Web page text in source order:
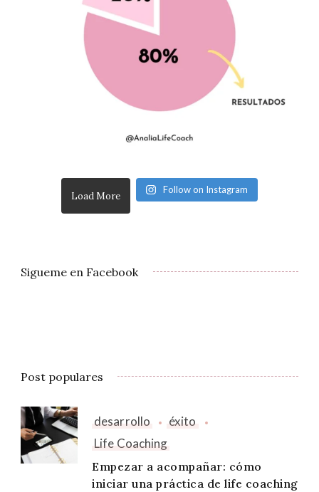
Load More
Follow on Instagram
Sigueme en Facebook
Post populares
desarrollo
éxito
Life Coaching
Empezar a acompañar: cómo
iniciar una práctica de life coaching